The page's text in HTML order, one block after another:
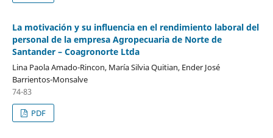
La motivación y su influencia en el rendimiento laboral del
personal de la empresa Agropecuaria de Norte de
Santander – Coagronorte Ltda
Lina Paola Amado-Rincon, María Silvia Quitian, Ender José
Barrientos-Monsalve
74-83
PDF